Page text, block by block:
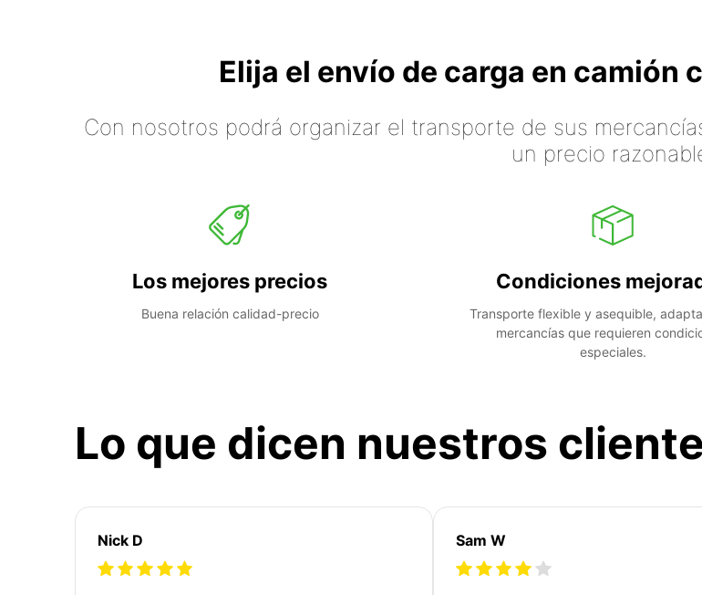
Elija el envío de carga en camión
Con nosotros podrá organizar el transporte de sus
un precio
Los mejores precios
Buena relación calidad-precio
Condiciones
Transporte flexible y asequible,
mercancías que requieren
especiales.
Lo que dicen nuestros
Nick D Sam W